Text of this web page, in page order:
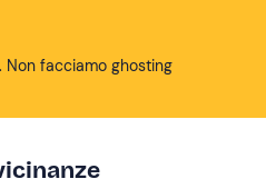
facciamo ghosting